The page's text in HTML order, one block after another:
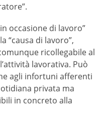
occasione di lavoro”
“causa di lavoro”,
ricollegabile al
lavorativa. Può
agli infortuni afferenti
privata ma
in concreto alla